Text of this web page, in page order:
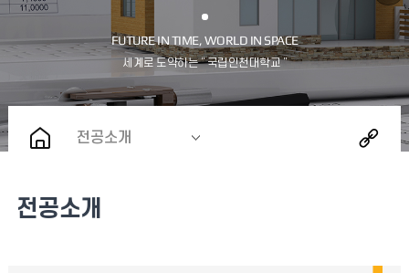
전공소개
전공소개